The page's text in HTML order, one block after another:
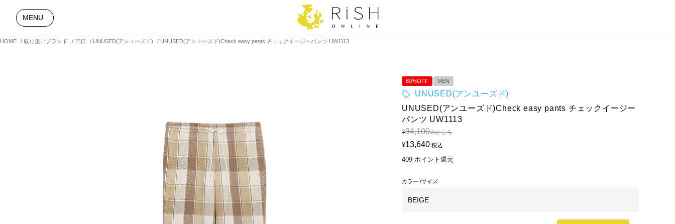
HOME 取り扱いブランド ア行 UNUSED(アンユーズド) UNUSED(アンユーズド)Check easy pants チェックイージーパンツ UW1113
MENU
60%OFF MEN
UNUSED(アンユーズド)
UNUSED(アンユーズド)Check easy pants チェックイージー
パンツ UW1113
¥34,100のところ
¥13,640 税込
409 ポイント還元
カラー サイズ
BEIGE